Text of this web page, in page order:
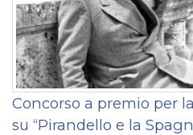
Concorso a premio per
su “Pirandello e la